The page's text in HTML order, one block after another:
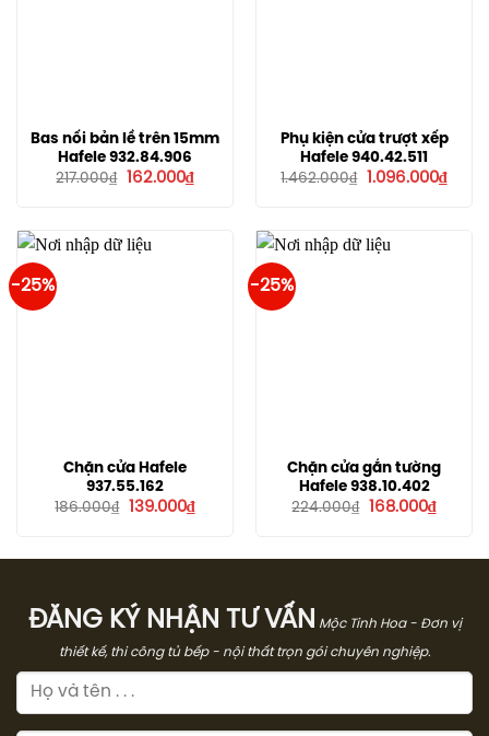
Bas nối bản lề trên 15mm
Hafele 932.84.906
217.000₫
Giá
162.000₫Giá
162.000₫.
Phụ kiện cửa trượt xếp
Hafele 940.42.511
1.462.000₫
Giá
1.096.000₫Giá
-25%
Chặn cửa Hafele
937.55.162
186.000₫
Giá
139.000₫Giá
139.000₫.
-25%
Chặn cửa gắn tường
Hafele 938.10.402
224.000₫
Giá
168.000₫Giá
ĐĂNG KÝ NHẬN TƯ VẤN
Mộc Tinh Hoa - Đơn vị
thiết kế, thi công tủ bếp - nội thất trọn gói chuyên nghiệp.